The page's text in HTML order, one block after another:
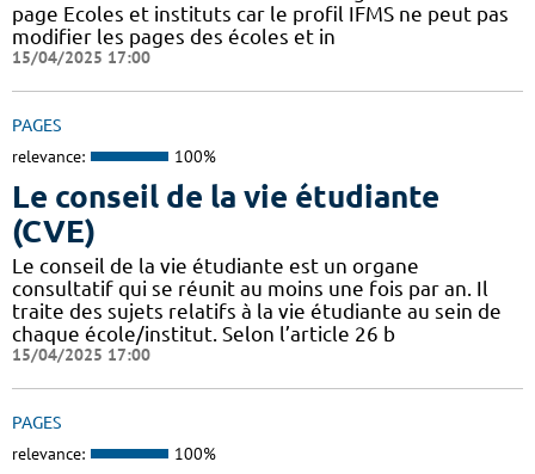
page Ecoles et instituts car le profil IFMS ne peut pas
modifier les pages des écoles et in
15/04/2025 17:00
PAGES
relevance: 100%
Le conseil de la vie étudiante
(CVE)
Le conseil de la vie étudiante est un organe
consultatif qui se réunit au moins une fois par an. Il
traite des sujets relatifs à la vie étudiante au sein de
chaque école/institut. Selon l’article 26 b
15/04/2025 17:00
PAGES
relevance: 100%